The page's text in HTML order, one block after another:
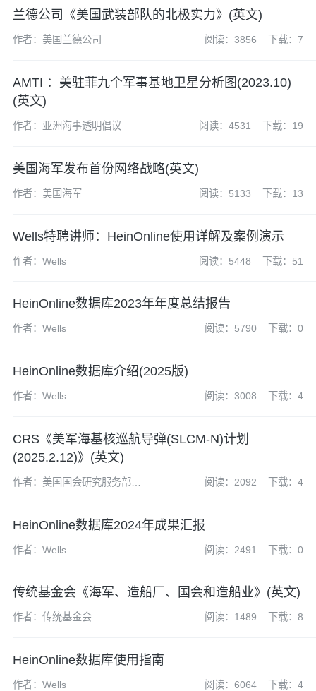
兰德公司《美国武装部队的北极实力》(英文)
作者：美国兰德公司 阅读：3856 下载：7
AMTI ：美驻菲九个军事基地卫星分析图(2023.10)
(英文)
作者：亚洲海事透明倡议 阅读：4531 下载：19
美国海军发布首份网络战略(英文)
作者：美国海军 阅读：5133 下载：13
Wells特聘讲师：HeinOnline使用详解及案例演示
作者：Wells 阅读：5448 下载：51
HeinOnline数据库2023年年度总结报告
作者：Wells 阅读：5790 下载：0
HeinOnline数据库介绍(2025版)
作者：Wells 阅读：3008 下载：4
CRS《美军海基核巡航导弹(SLCM-N)计划
(2025.2.12)》(英文)
作者：美国国会研究服务部
阅读：2092 下载：4
HeinOnline数据库2024年成果汇报
作者：Wells 阅读：2491 下载：0
传统基金会《海军、造船厂、国会和造船业》(英文)
作者：传统基金会 阅读：1489 下载：8
HeinOnline数据库使用指南
作者：Wells 阅读：6064 下载：4